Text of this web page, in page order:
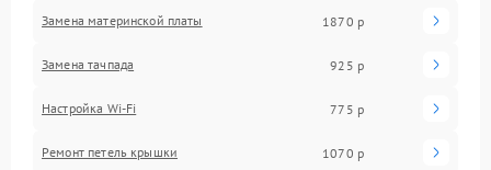
Замена материнской платы 1870 р
Замена тачпада 925 р
Настройка Wi-Fi 775 р
Ремонт петель крышки 1070 р